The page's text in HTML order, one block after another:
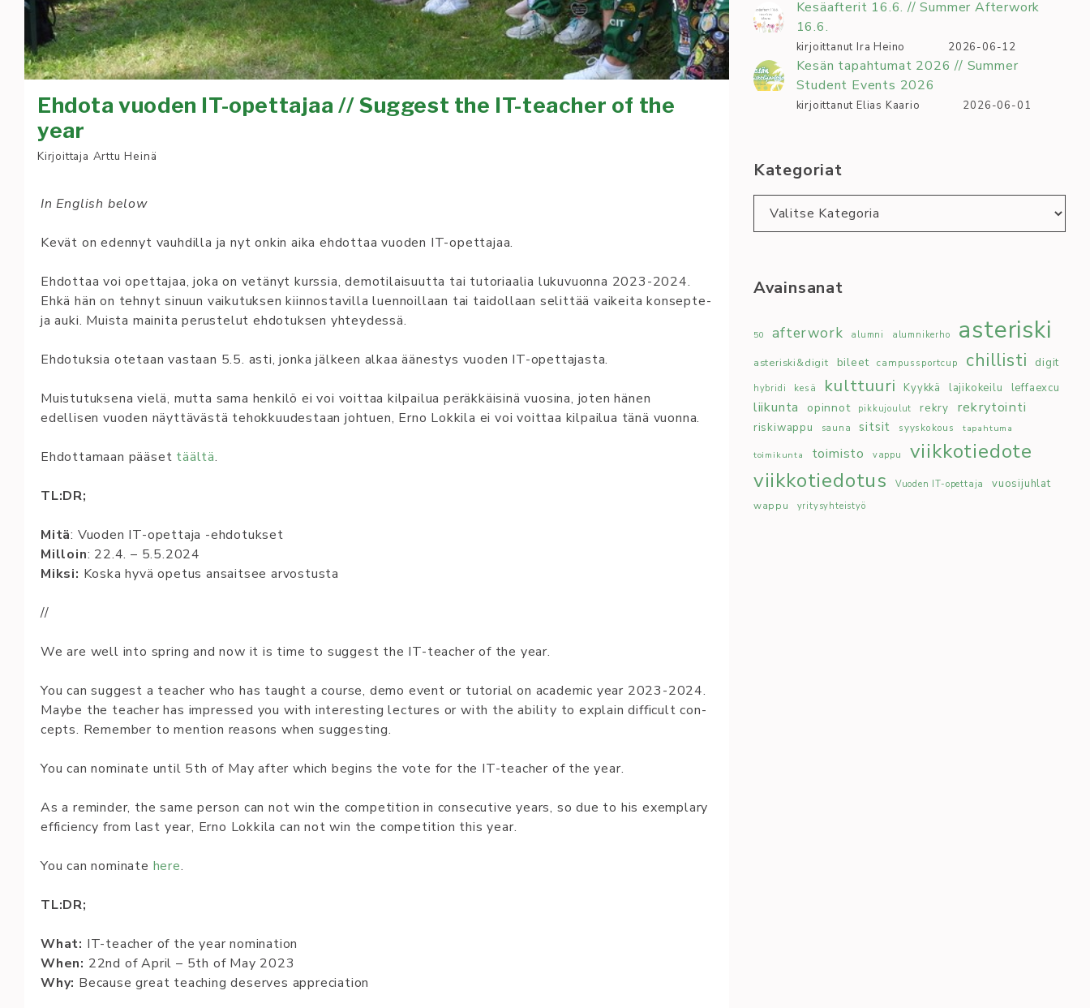
Eh­do­ta vuo­den IT-opet­ta­jaa // Sug­gest the IT-teac­her of the
year
Kirjoittaja Arttu Heinä
In Eng­lish be­low
Ke­vät on eden­nyt vauh­dil­la ja nyt on­kin ai­ka eh­dot­taa vuo­den IT-opet­ta­jaa.
Eh­dot­taa voi opet­ta­jaa, jo­ka on ve­tän­yt kurs­sia, de­mo­ti­lai­suut­ta tai tu­to­riaa­lia lu­ku­vuon­na 2023-2024.
Eh­kä hän on teh­nyt si­nuun vai­ku­tuk­sen kiin­nos­ta­vil­la luen­noil­laan tai tai­dol­laan se­lit­tää vai­kei­ta kon­sep­te­
ja au­ki. Muis­ta mai­ni­ta pe­rus­te­lut eh­do­tuk­sen yh­tey­des­sä.
Eh­do­tuk­sia ote­taan vas­taan 5.5. as­ti, jon­ka jälk­een al­kaa ääne­sty­s vuo­den IT-opet­ta­jas­ta.
Muistutuksena vielä, mutta sama henkilö ei voi voittaa kilpailua peräkkäisinä vuosina, joten hänen
edellisen vuoden näyttävästä tehokkuudestaan johtuen, Erno Lokkila ei voi voittaa kilpailua tänä vuonna.
Eh­dot­ta­maan pääse­t täältä­.
TL:DR;
Mi­tä: Vuo­den IT-opet­ta­ja -eh­do­tuk­set
Mil­loin: 22.4. – 5.5.2024
Mik­si: Kos­ka hy­vä ope­tus an­sait­see ar­vos­tus­ta
//
We are well in­to sp­ring and now it is ti­me to sug­gest the IT-teac­her of the year.
You can sug­gest a teac­her who has taught a cour­se, de­mo event or tu­to­rial on aca­de­mic year 2023-2024.
May­be the teac­her has imp­res­sed you with in­te­res­ting lec­tu­res or with the abi­li­ty to exp­lain dif­fi­cult con­
cepts. Re­mem­ber to men­tion rea­sons when sug­ges­ting.
You can no­mi­na­te un­til 5th of May af­ter which be­gins the vo­te for the IT-teac­her of the year.
As a reminder, the same person can not win the competition in consecutive years, so due to his exemplary
efficiency from last year, Erno Lokkila can not win the competition this year.
You can no­mi­na­te he­re.
TL:DR;
What: IT-teac­her of the year no­mi­na­tion
When: 22nd of April – 5th of May 2023
Why: Be­cau­se great teac­hing de­ser­ves app­re­cia­tion
Kesäafterit 16.6. // Summer Afterwork
16.6.
kirjoittanut Ira Heino 2026-06-12
Kesän tapahtumat 2026 // Summer
Student Events 2026
kirjoittanut Elias Kaario 2026-06-01
Kategoriat
Kategoriat
Avainsanat
50 afterwork alumni alumnikerho asteriski
asteriski&digit bileet campussportcup chillisti digit
hybridi kesä kulttuuri Kyykkä lajikokeilu leffaexcu
liikunta opinnot pikkujoulut rekry rekrytointi
riskiwappu sauna sitsit syyskokous tapahtuma
toimikunta toimisto vappu
viikkotiedote
viikkotiedotus
Vuoden IT-opettaja vuosijuhlat
wappu yritysyhteistyö